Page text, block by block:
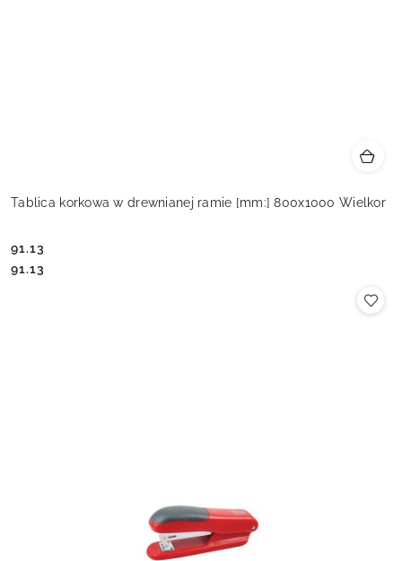
Tablica korkowa w drewnianej ramie [mm:] 800x1000 Wielkor
Cena:
91.13
Cena:
91.13